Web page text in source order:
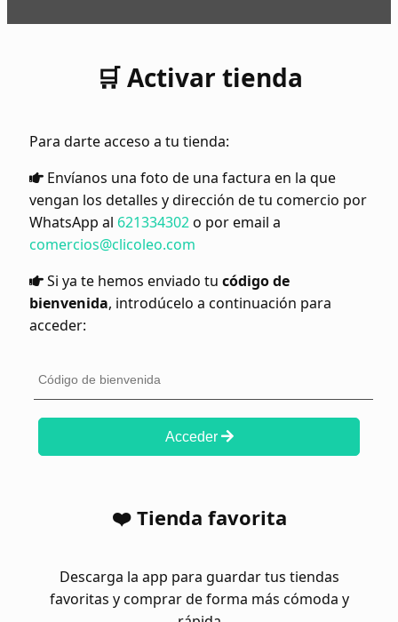
🛒 Activar tienda
Para darte acceso a tu tienda:
Envíanos una foto de una factura en la que
vengan los detalles y dirección de tu comercio por
WhatsApp al 621334302o por email a
comercios@clicoleo.com
Si ya te hemos enviado tu código de
bienvenida, introdúcelo a continuación para
acceder:
Acceder
❤️ Tienda favorita
Descarga la app para guardar tus tiendas
favoritas y comprar de forma más cómoda y